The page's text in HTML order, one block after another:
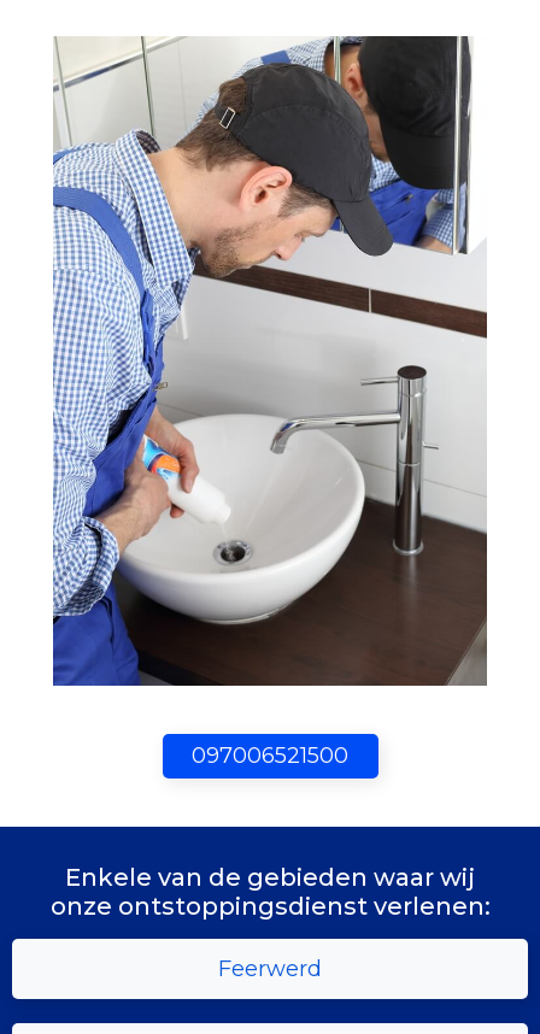
097006521500
Enkele van de gebieden waar wij
onze ontstoppingsdienst verlenen:
Feerwerd